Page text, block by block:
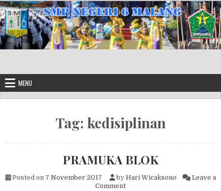
Skip to content
MENU
Tag: kedisiplinan
PRAMUKA BLOK
Posted on 7 November 2017 by Hari Wicaksono
Leave a
Commenton PRAMUKA BLOK